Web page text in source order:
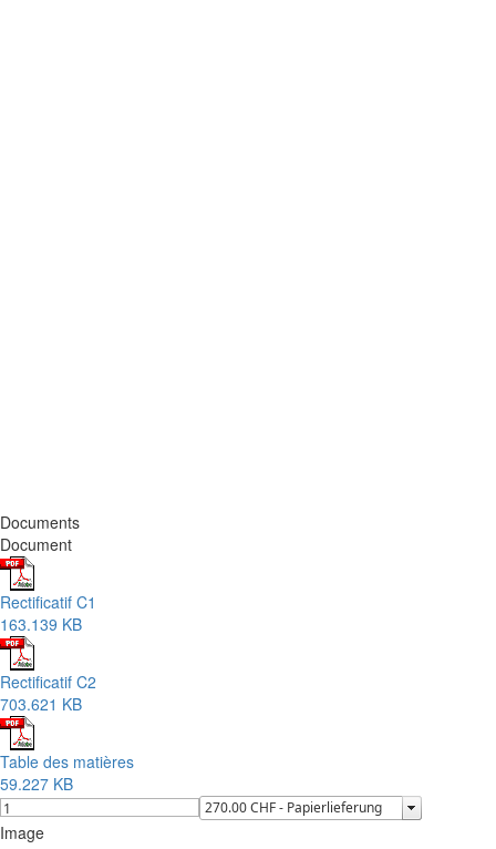
Documents
Document
Rectificatif C1
163.139 KB
Rectificatif C2
703.621 KB
Table des matières
59.227 KB
Image